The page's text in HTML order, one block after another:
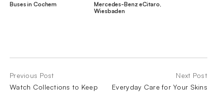
Buses in Cochem
Mercedes-Benz eCitaro,
Wiesbaden
Previous Post
Watch Collections to Keep
Next Post
Everyday Care for Your Skins